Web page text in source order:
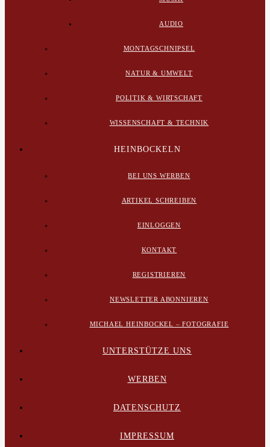
AUDIO
MONTAGSCHNIPSEL
NATUR & UMWELT
POLITIK & WIRTSCHAFT
WISSENSCHAFT & TECHNIK
HEINBOCKELN
BEI UNS WERBEN
ARTIKEL SCHREIBEN
EINLOGGEN
KONTAKT
REGISTRIEREN
NEWSLETTER ABONNIEREN
MICHAEL HEINBOCKEL – FOTOGRAFIE
UNTERSTÜTZE UNS
WERBEN
DATENSCHUTZ
IMPRESSUM